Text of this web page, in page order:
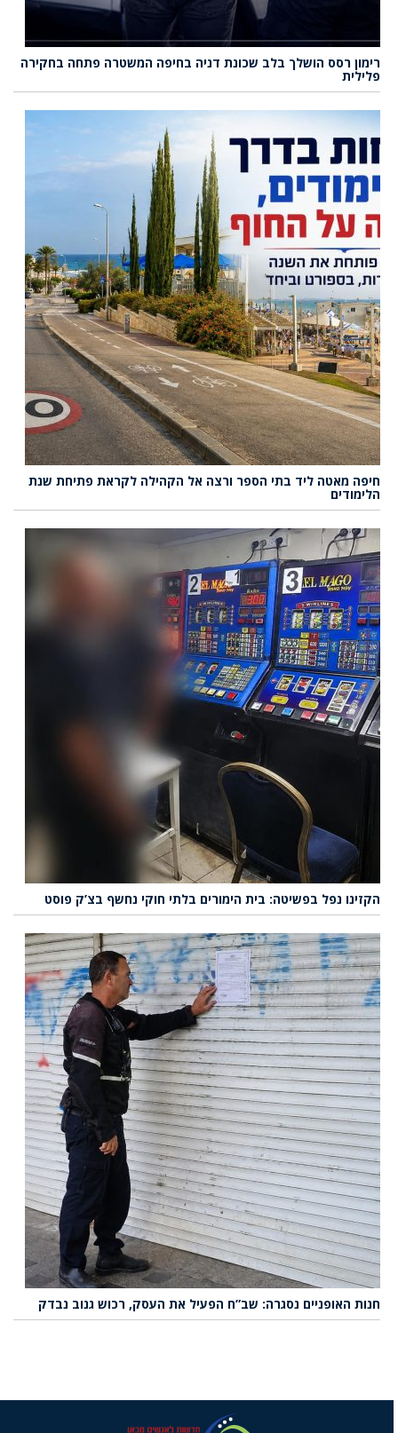
רימון רסס הושלך בלב שכונת דניה בחיפה המשטרה פתחה בחקירה
פלילית
חיפה מאטה ליד בתי הספר ורצה אל הקהילה לקראת פתיחת שנת
הלימודים
הקזינו נפל בפשיטה: בית הימורים בלתי חוקי נחשף בצ’ק פוסט
חנות האופניים נסגרה: שב”ח הפעיל את העסק, רכוש גנוב נבדק